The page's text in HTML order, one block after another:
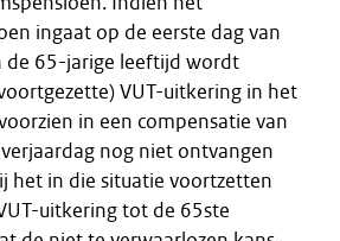
ingaat op de eerste dag van
de 65-jarige leeftijd wordt
VUT-uitkering in het
in een compensatie van
nog niet ontvangen
het in die situatie voortzetten
uitkering tot de 65ste